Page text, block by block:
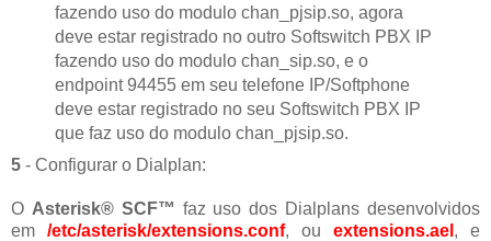
fazendo uso do modulo chan_pjsip.so, agora
deve estar registrado no outro Softswitch PBX IP
fazendo uso do modulo chan_sip.so, e o
endpoint 94455 em seu telefone IP/Softphone
deve estar registrado no seu Softswitch PBX IP
que faz uso do modulo chan_pjsip.so.
5 - Configurar o Dialplan:
O Asterisk® SCF™ faz uso dos Dialplans desenvolvidos
em /etc/asterisk/extensions.conf, ou extensions.ael , e